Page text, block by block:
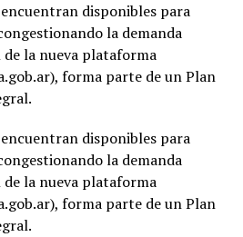
disponibles para
la demanda
de la nueva plataforma
forma parte de un Plan
disponibles para
la demanda
de la nueva plataforma
forma parte de un Plan